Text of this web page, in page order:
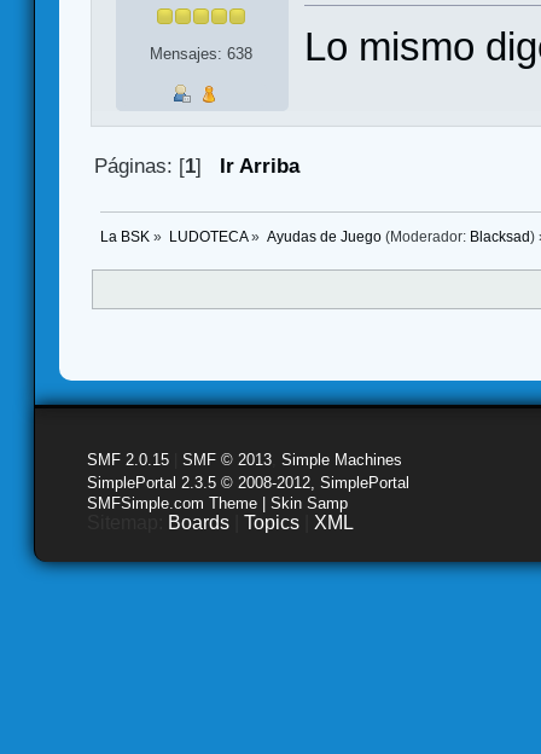
Mensajes: 638 Lo mismo
Páginas: [1] Ir Arriba
La BSK » LUDOTECA» Ayudas de Juego(Moderador: Blacksad)
SMF 2.0.15 SMF © 2013 Simple Machines
SimplePortal 2.3.5 © 2008-2012, SimplePortal
SMFSimple.com Theme | Skin Samp
Boards Topics XML